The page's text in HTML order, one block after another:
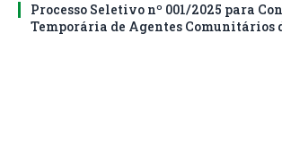
Processo Seletivo nº 001/2025 para
Temporária de Agentes Comunitários